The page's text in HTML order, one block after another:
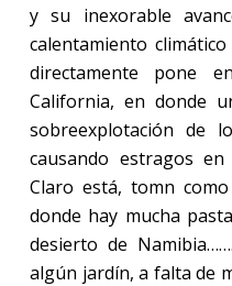
y su inexorable
calentamiento
directamente pone
California, en donde
sobreexplotación de
causando estragos
Claro está, tomn
donde hay mucha
desierto de
algún jardín, a falta de